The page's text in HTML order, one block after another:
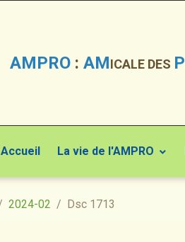
AMPRO : AMICALE DES P
Accueil La vie de l'AMPRO
2024-02 Dsc 1713